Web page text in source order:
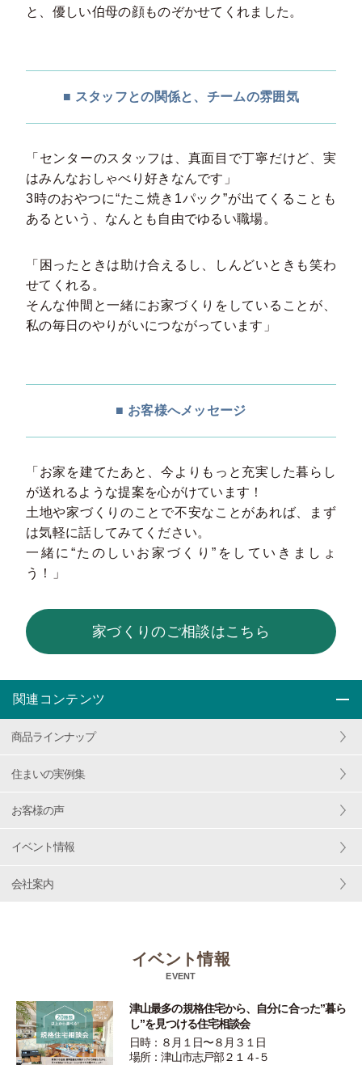
と、優しい伯母の顔ものぞかせてくれました。
■ スタッフとの関係と、チームの雰囲気
「センターのスタッフは、真面目で丁寧だけど、実
はみんなおしゃべり好きなんです」
3時のおやつに“たこ焼き1パック”が出てくることも
あるという、なんとも自由でゆるい職場。
「困ったときは助け合えるし、しんどいときも笑わ
せてくれる。
そんな仲間と一緒にお家づくりをしていることが、
私の毎日のやりがいにつながっています」
■ お客様へメッセージ
「お家を建てたあと、今よりもっと充実した暮らし
が送れるような提案を心がけています！
土地や家づくりのことで不安なことがあれば、まず
は気軽に話してみてください。
一緒に“たのしいお家づくり”をしていきましょ
う！」
家づくりのご相談はこちら
関連コンテンツ
商品ラインナップ
住まいの実例集
お客様の声
イベント情報
会社案内
イベント情報
EVENT
津山最多の規格住宅から、自分に合った”暮ら
し”を見つける住宅相談会
日時：８月１日〜８月３１日
場所：津山市志戸部２１４-５